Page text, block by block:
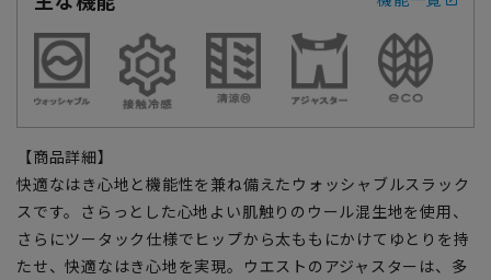
【商品詳細】
快適なはき心地と機能性を兼ね備えたウォッシャブルスラック
スです。さらっとした心地よい肌触りのウール混生地を使用、
さらにツータック仕様でヒップから太ももにかけてゆとりを持
たせ、快適なはき心地を実現。ウエストのアジャスターは、多